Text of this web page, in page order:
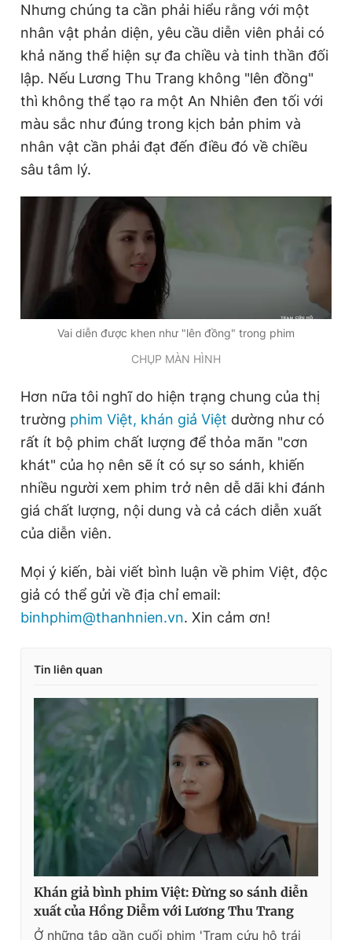
Nhưng chúng ta cần phải hiểu rằng với một
nhân vật phản diện, yêu cầu diễn viên phải có
khả năng thể hiện sự đa chiều và tinh thần đối
lập. Nếu Lương Thu Trang không "lên đồng"
thì không thể tạo ra một An Nhiên đen tối với
màu sắc như đúng trong kịch bản phim và
nhân vật cần phải đạt đến điều đó về chiều
sâu tâm lý.
Vai diễn được khen như "lên đồng" trong phim
CHỤP MÀN HÌNH
Hơn nữa tôi nghĩ do hiện trạng chung của thị
trường phim Việt, khán giả Việt dường như có
rất ít bộ phim chất lượng để thỏa mãn "cơn
khát" của họ nên sẽ ít có sự so sánh, khiến
nhiều người xem phim trở nên dễ dãi khi đánh
giá chất lượng, nội dung và cả cách diễn xuất
của diễn viên.
Mọi ý kiến, bài viết bình luận về phim Việt, độc
giả có thể gửi về địa chỉ email:
binhphim@thanhnien.vn. Xin cảm ơn!
Tin liên quan
Khán giả bình phim Việt: Đừng so sánh diễn
xuất của Hồng Diễm với Lương Thu Trang
Ở những tập gần cuối phim 'Trạm cứu hộ trái